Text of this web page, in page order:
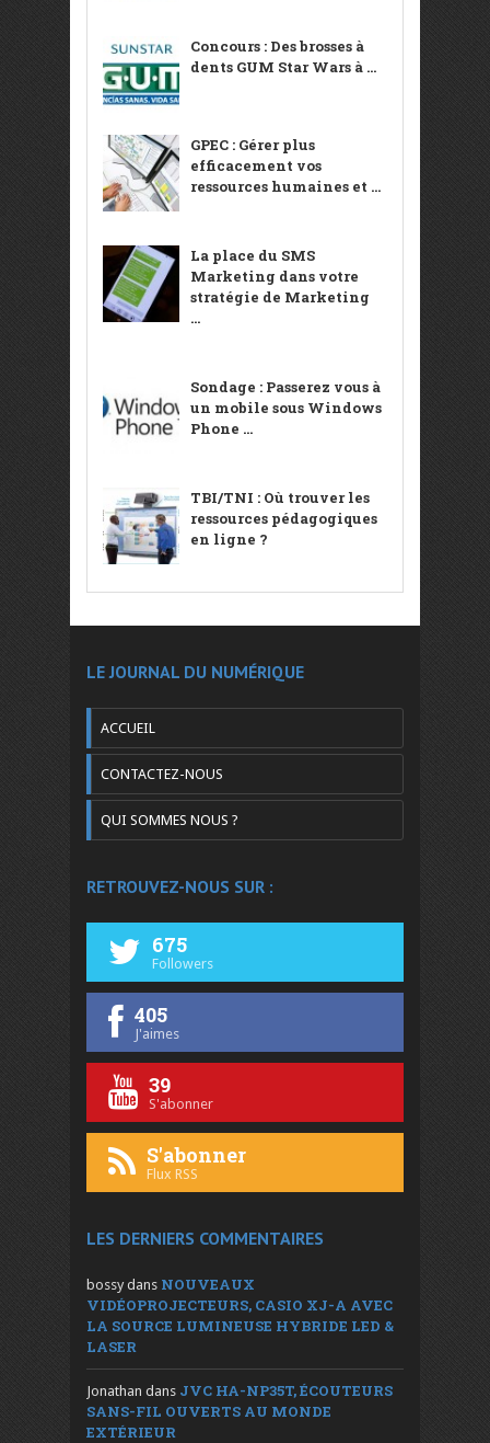
Concours : Des brosses à
dents GUM Star Wars à ...
GPEC : Gérer plus
efficacement vos
ressources humaines et ...
La place du SMS
Marketing dans votre
stratégie de Marketing
...
Sondage : Passerez vous à
un mobile sous Windows
Phone ...
TBI/TNI : Où trouver les
ressources pédagogiques
en ligne ?
LE JOURNAL DU NUMÉRIQUE
ACCUEIL
CONTACTEZ-NOUS
QUI SOMMES NOUS ?
RETROUVEZ-NOUS SUR :
675
Followers
405
J'aimes
39
S'abonner
S'abonner
Flux RSS
LES DERNIERS COMMENTAIRES
bossy dans NOUVEAUX
VIDÉOPROJECTEURS, CASIO XJ-A AVEC
LA SOURCE LUMINEUSE HYBRIDE LED &
LASER
Jonathan dans JVC HA-NP35T, ÉCOUTEURS
SANS-FIL OUVERTS AU MONDE
EXTÉRIEUR